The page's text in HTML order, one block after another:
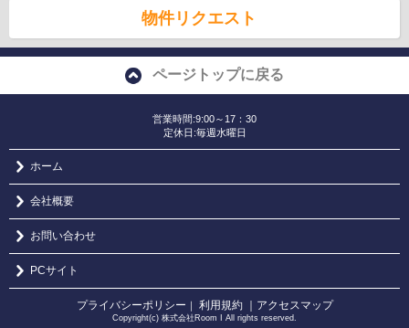
物件リクエスト
ページトップに戻る
営業時間:9:00～17：30
定休日:毎週水曜日
ホーム
会社概要
お問い合わせ
PCサイト
プライバシーポリシー ｜ 利用規約 ｜アクセスマップ
Copyright(c) 株式会社Room I All rights reserved.